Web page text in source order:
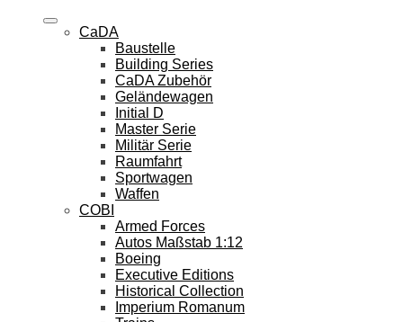
CaDA
Baustelle
Building Series
CaDA Zubehör
Geländewagen
Initial D
Master Serie
Militär Serie
Raumfahrt
Sportwagen
Waffen
COBI
Armed Forces
Autos Maßstab 1:12
Boeing
Executive Editions
Historical Collection
Imperium Romanum